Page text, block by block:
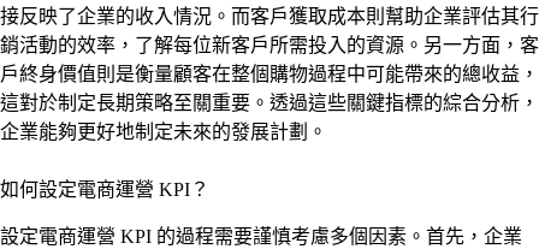
接反映了企業的收入情況。而客戶獲取成本則幫助企業評估其行
銷活動的效率，了解每位新客戶所需投入的資源。另一方面，客
戶終身價值則是衡量顧客在整個購物過程中可能帶來的總收益，
這對於制定長期策略至關重要。透過這些關鍵指標的綜合分析，
企業能夠更好地制定未來的發展計劃。
如何設定電商運營 KPI？
設定電商運營 KPI 的過程需要謹慎考慮多個因素。首先，企業